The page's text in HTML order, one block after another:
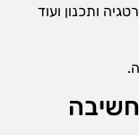
ותכנון ועוד
חשיבה